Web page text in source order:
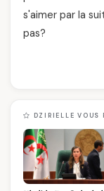
s'aimer par la
pas?
DZIRIELLE VOUS